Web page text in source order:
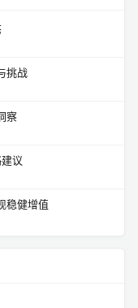
挑战
察
议
稳健增值